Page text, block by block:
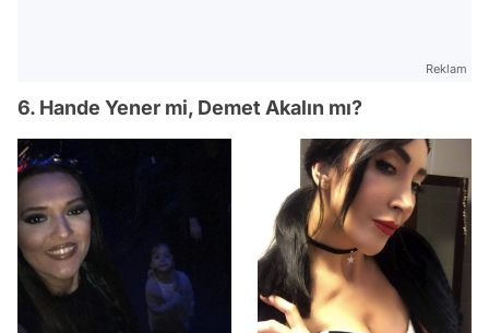
Reklam
6. Hande Yener mi, Demet Akalın mı?